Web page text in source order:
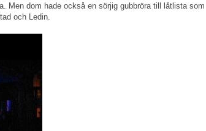
Men dom hade också en sörjig gubbröra till låtlista som
och Ledin.